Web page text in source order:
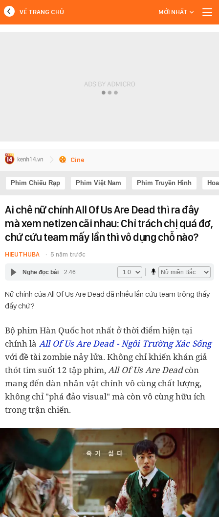
VỀ TRANG CHỦ MỚI NHẤT
Cine
Phim Chiếu Rạp Phim Việt Nam Phim Truyền Hình
Ai chê nữ chính All Of Us Are Dead thì ra đây
mà xem netizen cãi nhau: Chỉ trách chị quá đơ,
chứ cứu team mấy lần thì vô dụng chỗ nào?
HIEUTHUBA 5 năm trước
Nghe đọc bài 2:46
Nữ chính của All Of Us Are Dead đã nhiều lần cứu team trông thấy
đấy chứ?
Bộ phim Hàn Quốc hot nhất ở thời điểm hiện tại
chính là All Of Us Are Dead - Ngôi Trường Xác Sống
với đề tài zombie nảy lửa. Không chỉ khiến khán giả
thót tim suốt 12 tập phim,All Of Us Are Deadcòn
mang đến dàn nhân vật chính vô cùng chất lượng,
không chỉ "phá đảo visual" mà còn vô cùng hữu ích
trong trận chiến.